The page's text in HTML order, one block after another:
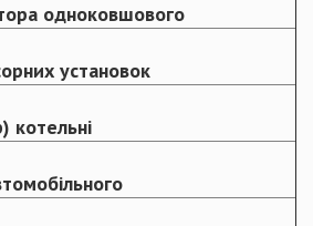
одноковшового
установок
котельні